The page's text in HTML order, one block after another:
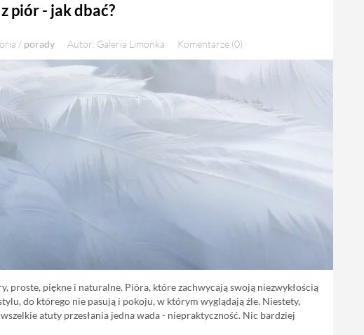
piór - jak dbać?
/ porady Autor: Galeria Limonka Komentarze (0)
proste, piękne i naturalne. Pióra, które zachwycają swoją niezwykłością
do którego nie pasują i pokoju, w którym wyglądają źle. Niestety,
atuty przesłania jedna wada - niepraktyczność. Nic bardziej